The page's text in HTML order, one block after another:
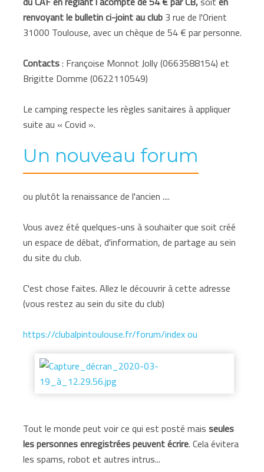
renvoyant le bulletin ci-joint au club3 rue de l'Orient
31000 Toulouse, avec un chèque de 54 € par personne.
Contacts: Françoise Monnot Jolly (0663588154) et
Brigitte Domme (0622110549)
Le camping respecte les règles sanitaires à appliquer
suite au « Covid ».
Un nouveau forum
ou plutôt la renaissance de l'ancien ....
Vous avez été quelques-uns à souhaiter que soit créé
un espace de débat, d'information, de partage au sein
du site du club.
C'est chose faites. Allez le découvrir à cette adresse
(vous restez au sein du site du club)
https://clubalpintoulouse.fr/forum/index ou
Tout le monde peut voir ce qui est posté maisseules
les personnes enregistrées peuvent écrire. Cela évitera
les spams, robot et autres intrus...